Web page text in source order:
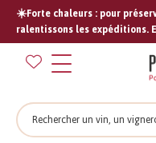
☀️Forte chaleurs : pour
ralentissons les expéditions.
Rechercher